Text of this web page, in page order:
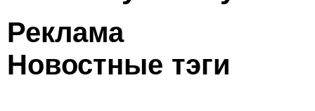
Реклама
Новостные тэги